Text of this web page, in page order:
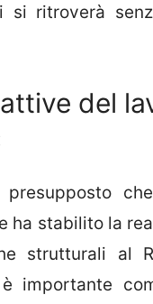
si ritroverà
del
ha stabilito la
strutturali al
importante